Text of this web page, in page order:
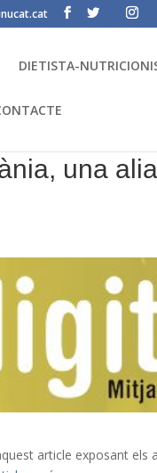
DIETISTA-
una
article exposant